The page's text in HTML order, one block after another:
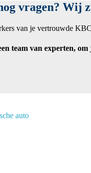
vragen? Wij
van je vertrouwde
team van experten,
auto